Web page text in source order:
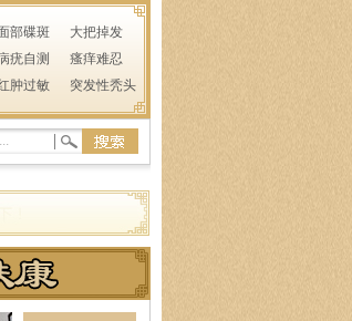
部碟斑
大把掉发
疣自测
瘙痒难忍
肿过敏 突发性秃头